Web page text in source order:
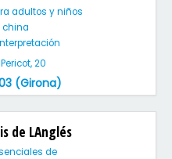
adultos y niños
china
20
(Girona)
de LAnglés
de